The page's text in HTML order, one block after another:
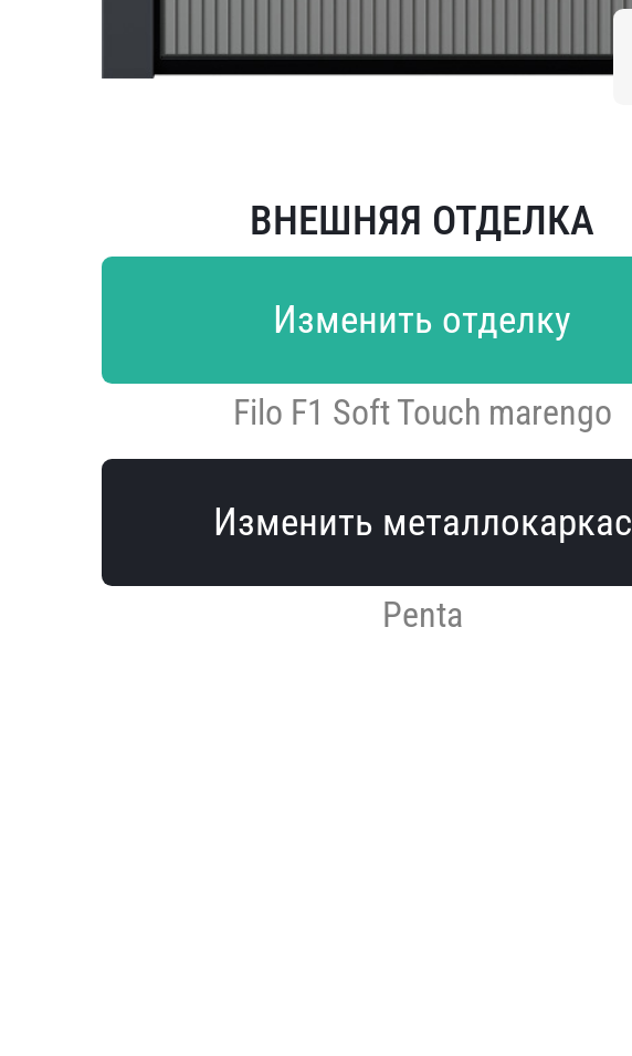
ВНЕШНЯЯ ОТДЕЛКА
Изменить отделку
Filo F1 Soft Touch marengo
Изменить металлокаркас
Penta